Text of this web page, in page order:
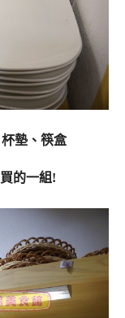
墊、筷盒
的一組!